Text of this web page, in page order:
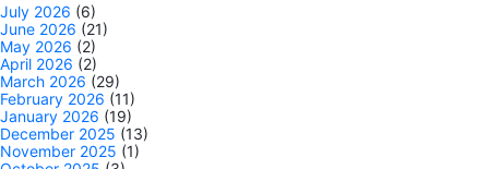
July 2026 (6)
June 2026 (21)
May 2026 (2)
April 2026 (2)
March 2026 (29)
February 2026 (11)
January 2026 (19)
December 2025 (13)
November 2025 (1)